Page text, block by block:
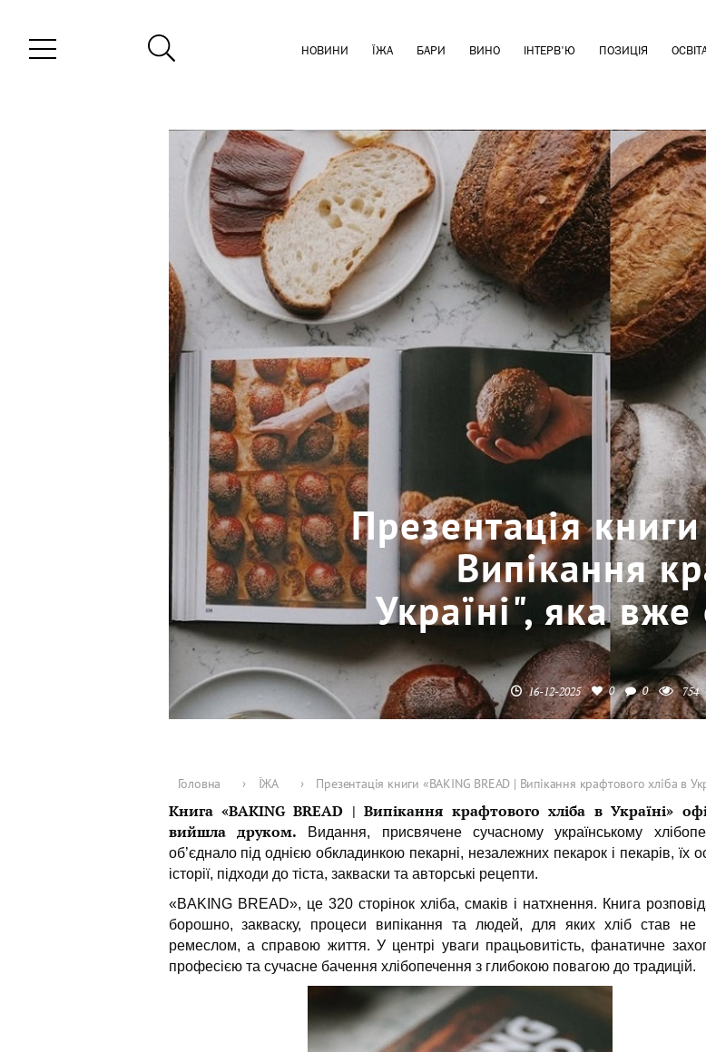
НОВИНИ ЇЖА БАРИ ВИНО ІНТЕРВ'Ю ПОЗИЦІЯ
Презентація
Випікання
Україні", яка
16-12-2025 0 0 754
Головна › ЇЖА › Презентація книги «BAKING BREAD | Випікання крафтового хліба в
Книга «BAKING BREAD | Випікання крафтового хліба в Україні»
вийшла друком. Видання, присвячене сучасному українському
об’єднало під однією обкладинкою пекарні, незалежних пекарок і пекарів, їх
історії, підходи до тіста, закваски та авторські рецепти.
«BAKING BREAD», це 320 сторінок хліба, смаків і натхнення. Книга
борошно, закваску, процеси випікання та людей, для яких хліб став не
ремеслом, а справою життя. У центрі уваги працьовитість, фанатичне
професією та сучасне бачення хлібопечення з глибокою повагою до традицій.